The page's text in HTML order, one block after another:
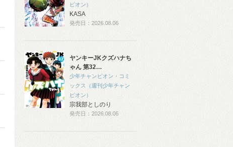
ピオン）
KASA
発売日：2026.08.06
ヤンキーJKクズハナち
ゃん 第32…
少年チャンピオン・コミ
ックス（週刊少年チャン
ピオン）
宗我部としのり
発売日：2026.08.06